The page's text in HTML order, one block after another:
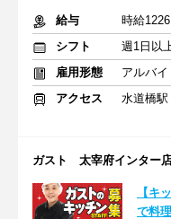
給与
時給
シフト
雇用形態
アルバイ
アクセス
水道橋
ガスト 太宰府インター
【キ
で料